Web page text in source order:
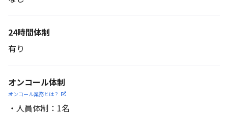
24時間体制
有り
オンコール体制
オンコール業務とは？
・人員体制：1名